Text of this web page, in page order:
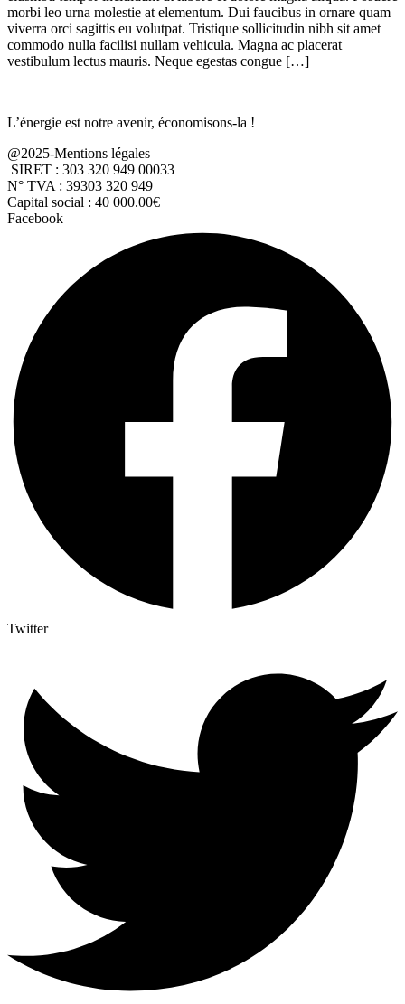
morbi leo urna molestie at elementum. Dui faucibus in ornare quam
viverra orci sagittis eu volutpat. Tristique sollicitudin nibh sit amet
commodo nulla facilisi nullam vehicula. Magna ac placerat
vestibulum lectus mauris. Neque egestas congue […]
L’énergie est notre avenir, économisons-la !
@2025-Mentions légales
SIRET : 303 320 949 00033
N° TVA : 39303 320 949
Capital social : 40 000.00€
Facebook
Twitter